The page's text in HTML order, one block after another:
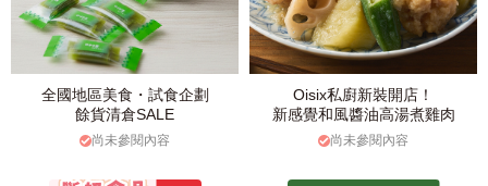
全國地區美食・試食企劃
餘貨清倉SALE
尚未參閱內容
Oisix私廚新裝開店！
新感覺和風醬油高湯煮雞肉
尚未參閱內容